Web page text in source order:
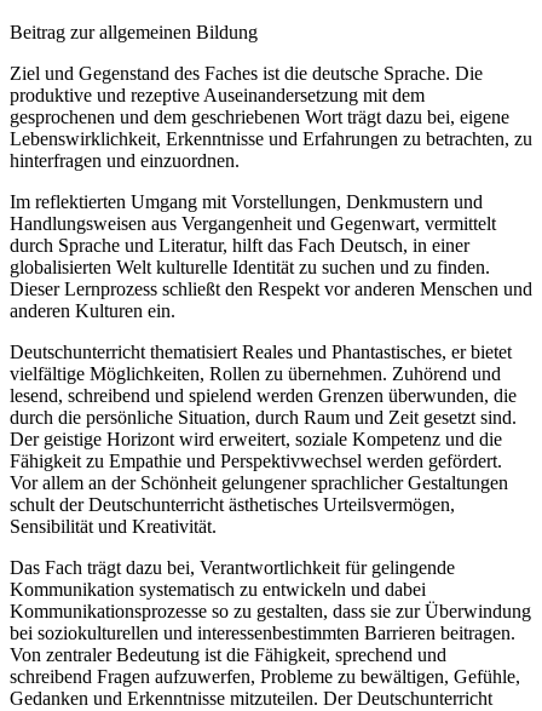
Beitrag zur allgemeinen Bildung
Ziel und Gegenstand des Faches ist die deutsche Sprache. Die
produktive und rezeptive Auseinandersetzung mit dem
gesprochenen und dem geschriebenen Wort trägt dazu bei, eigene
Lebenswirklichkeit, Erkenntnisse und Erfahrungen zu betrachten, zu
hinterfragen und einzuordnen.
Im reflektierten Umgang mit Vorstellungen, Denkmustern und
Handlungsweisen aus Vergangenheit und Gegenwart, vermittelt
durch Sprache und Literatur, hilft das Fach Deutsch, in einer
globalisierten Welt kulturelle Identität zu suchen und zu finden.
Dieser Lernprozess schließt den Respekt vor anderen Menschen und
anderen Kulturen ein.
Deutschunterricht thematisiert Reales und Phantastisches, er bietet
vielfältige Möglichkeiten, Rollen zu übernehmen. Zuhörend und
lesend, schreibend und spielend werden Grenzen überwunden, die
durch die persönliche Situation, durch Raum und Zeit gesetzt sind.
Der geistige Horizont wird erweitert, soziale Kompetenz und die
Fähigkeit zu Empathie und Perspektivwechsel werden gefördert.
Vor allem an der Schönheit gelungener sprachlicher Gestaltungen
schult der Deutschunterricht ästhetisches Urteilsvermögen,
Sensibilität und Kreativität.
Das Fach trägt dazu bei, Verantwortlichkeit für gelingende
Kommunikation systematisch zu entwickeln und dabei
Kommunikationsprozesse so zu gestalten, dass sie zur Überwindung
bei soziokulturellen und interessenbestimmten Barrieren beitragen.
Von zentraler Bedeutung ist die Fähigkeit, sprechend und
schreibend Fragen aufzuwerfen, Probleme zu bewältigen, Gefühle,
Gedanken und Erkenntnisse mitzuteilen. Der Deutschunterricht